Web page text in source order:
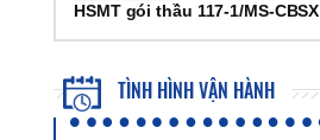
HSMT gói thầu 117-1/MS-CBSX
TÌNH HÌNH VẬN HÀNH